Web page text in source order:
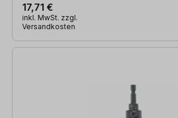
17,71 €
inkl. MwSt. zzgl.
Versandkosten